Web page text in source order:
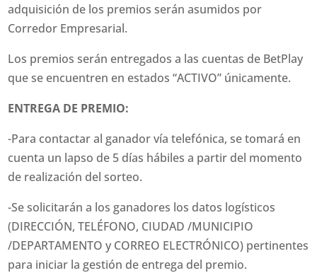
adquisición de los premios serán asumidos por
Corredor Empresarial.
Los premios serán entregados a las cuentas de BetPlay
que se encuentren en estados “ACTIVO” únicamente.
ENTREGA DE PREMIO:
-Para contactar al ganador vía telefónica, se tomará en
cuenta un lapso de 5 días hábiles a partir del momento
de realización del sorteo.
-Se solicitarán a los ganadores los datos logísticos
(DIRECCIÓN, TELÉFONO, CIUDAD /MUNICIPIO
/DEPARTAMENTO y CORREO ELECTRÓNICO) pertinentes
para iniciar la gestión de entrega del premio.